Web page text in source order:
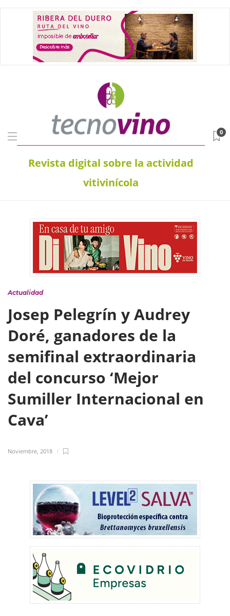
Revista digital sobre la actividad
vitivinícola
0
Actualidad
Josep Pelegrín y Audrey
Doré, ganadores de la
semifinal extraordinaria
del concurso ‘Mejor
Sumiller Internacional en
Cava’
Noviembre, 2018